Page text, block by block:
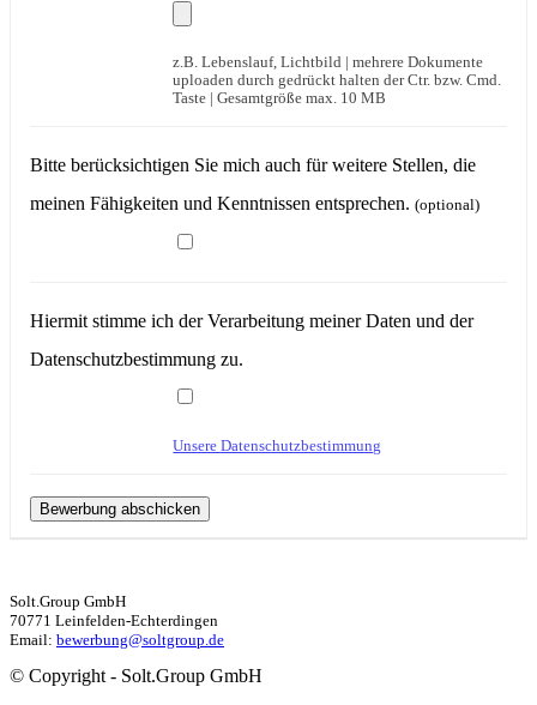
z.B. Lebenslauf, Lichtbild | mehrere Dokumente
uploaden durch gedrückt halten der Ctr. bzw. Cmd.
Taste | Gesamtgröße max. 10 MB
Bitte berücksichtigen Sie mich auch für weitere Stellen, die
meinen Fähigkeiten und Kenntnissen entsprechen. (optional)
Hiermit stimme ich der Verarbeitung meiner Daten und der
Datenschutzbestimmung zu.
Unsere Datenschutzbestimmung
Solt.Group GmbH
70771 Leinfelden-Echterdingen
Email: bewerbung@soltgroup.de
© Copyright - Solt.Group GmbH